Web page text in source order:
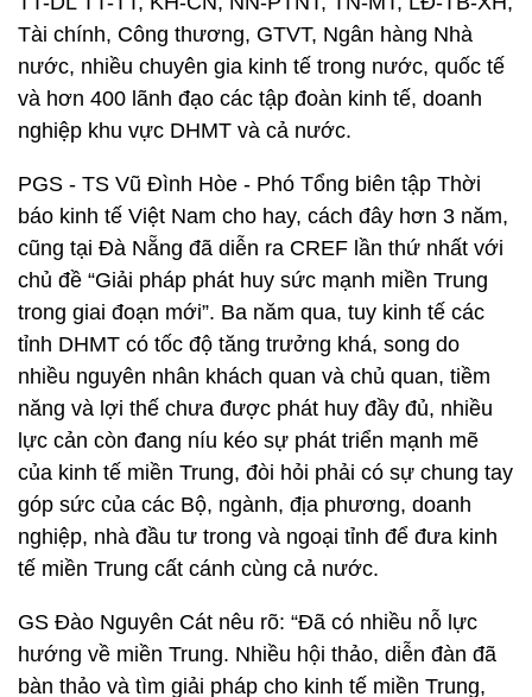
Tài chính, Công thương, GTVT, Ngân hàng Nhà
nước, nhiều chuyên gia kinh tế trong nước, quốc tế
và hơn 400 lãnh đạo các tập đoàn kinh tế, doanh
nghiệp khu vực DHMT và cả nước.
PGS - TS Vũ Đình Hòe - Phó Tổng biên tập Thời
báo kinh tế Việt Nam cho hay, cách đây hơn 3 năm,
cũng tại Đà Nẵng đã diễn ra CREF lần thứ nhất với
chủ đề “Giải pháp phát huy sức mạnh miền Trung
trong giai đoạn mới”. Ba năm qua, tuy kinh tế các
tỉnh DHMT có tốc độ tăng trưởng khá, song do
nhiều nguyên nhân khách quan và chủ quan, tiềm
năng và lợi thế chưa được phát huy đầy đủ, nhiều
lực cản còn đang níu kéo sự phát triển mạnh mẽ
của kinh tế miền Trung, đòi hỏi phải có sự chung tay
góp sức của các Bộ, ngành, địa phương, doanh
nghiệp, nhà đầu tư trong và ngoại tỉnh để đưa kinh
tế miền Trung cất cánh cùng cả nước.
GS Đào Nguyên Cát nêu rõ: “Đã có nhiều nỗ lực
hướng về miền Trung. Nhiều hội thảo, diễn đàn đã
bàn thảo và tìm giải pháp cho kinh tế miền Trung,